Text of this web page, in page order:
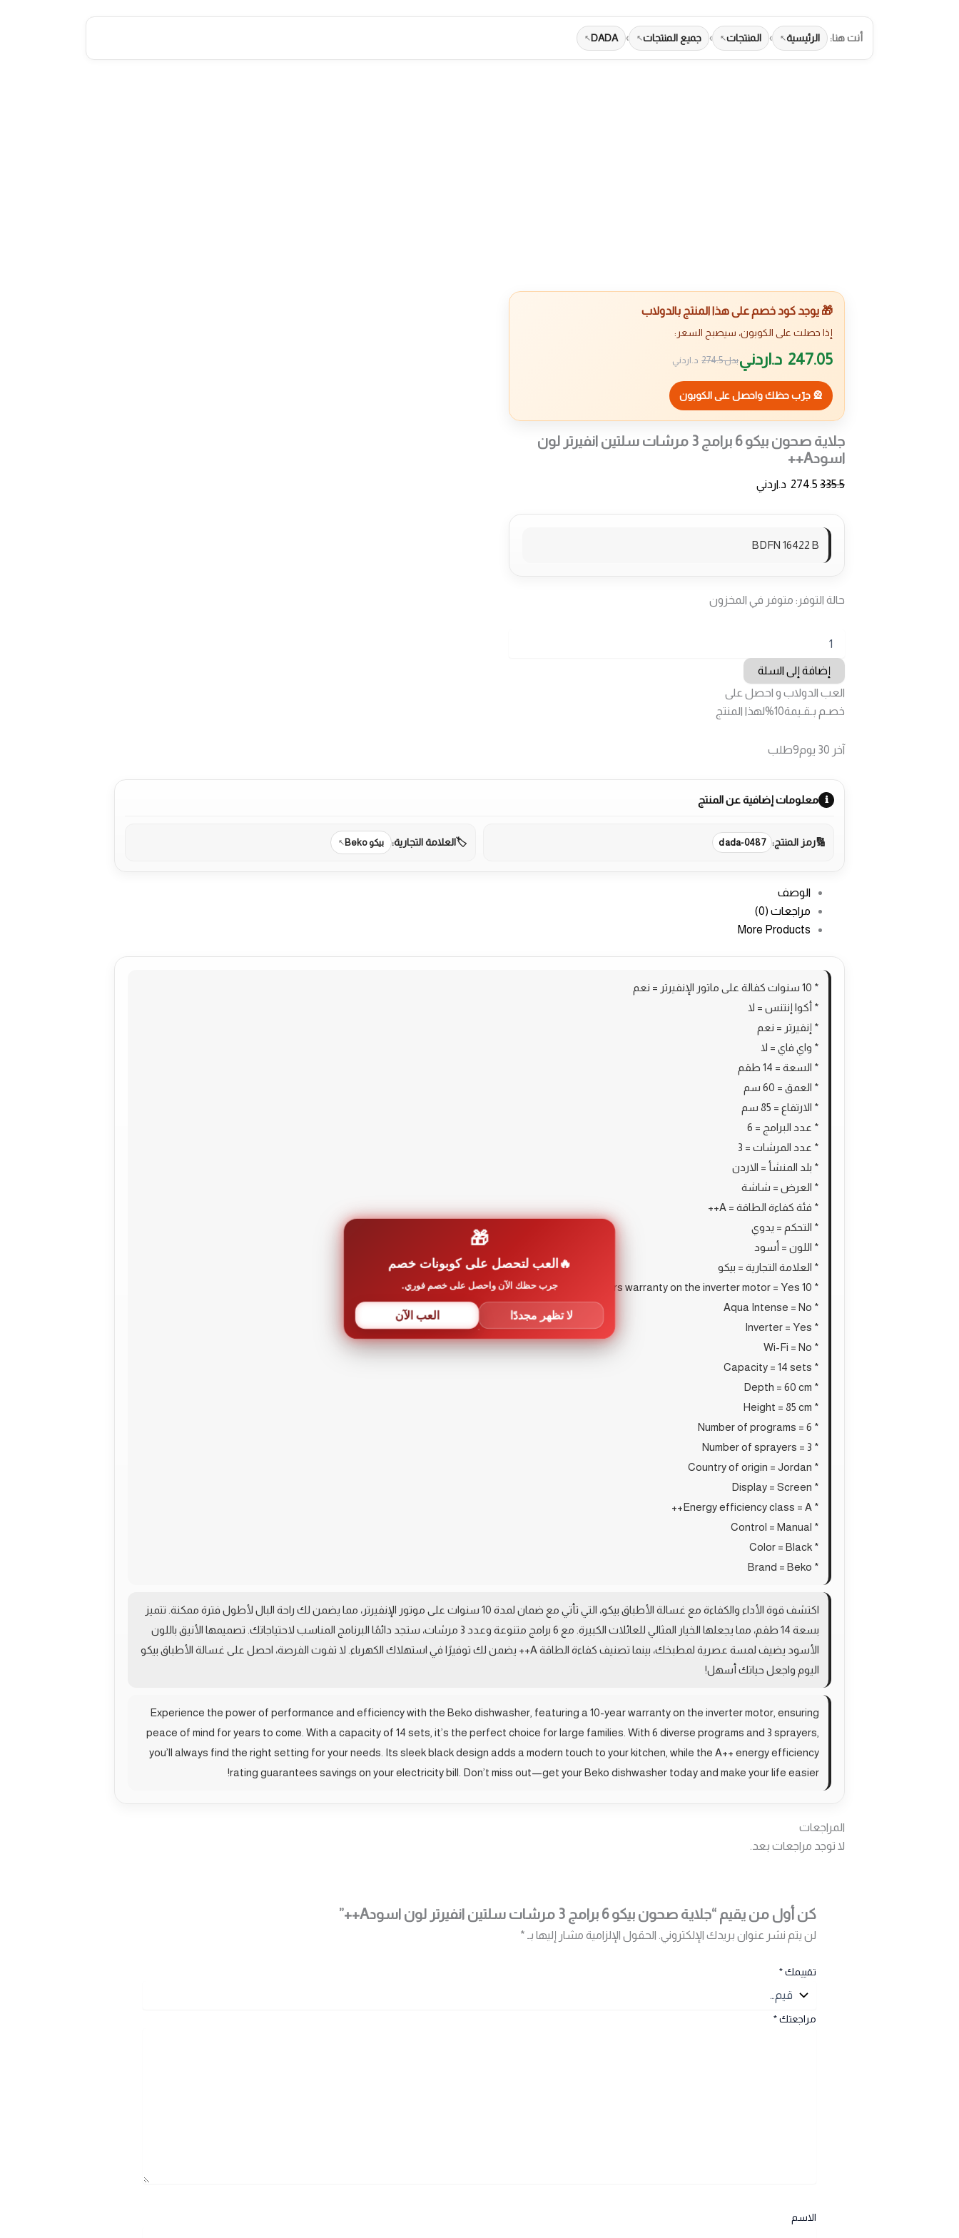
أنت هنا: الرئيسية › المنتجات › جميع المنتجات ›
DADA
🎁 يوجد كود خصم على هذا المنتج بالدولاب
إذا حصلت على الكوبون، سيصبح السعر:
247.05 د.اردنيبدل274.5 د.اردني
🎡 جرّب حظك واحصل على الكوبون
جلاية صحون بيكو 6 برامج 3 مرشات سلتين انفيرتر لون
اسودA++
335.5
274.5 د.اردني
BDFN 16422 B
حالة التوفر: متوفر في المخزون
جلاية
صحون
بيكو
6
برامج
سلتين
لون
اسودA++
إضافة إلى السلة
العب الدولاب و احصل على
خصـم بـقـيمة10% لهذا المنتج
آخر 30 يوم 9طلب
معلومات إضافية عن المنتج
رمز المنتج: dada-0487 العلامة التجارية: بيكو Beko
الوصف
مراجعات (0)
More Products
* 10 سنوات كفالة على ماتور الإنفيرتر = نعم
* أكوا إنتنس = لا
* إنفيرتر = نعم
* واي فاي = لا
* السعة = 14 طقم
* العمق = 60 سم
* الارتفاع = 85 سم
* عدد البرامج = 6
* عدد المرشات = 3
* بلد المنشأ = الاردن
* العرض = شاشة
* فئة كفاءة الطاقة = A++
* التحكم = يدوي
* اللون = أسود
* العلامة التجارية = بيكو
* 10 years warranty on the inverter motor = Yes
* Aqua Intense = No
* Inverter = Yes
* Wi-Fi = No
* Capacity = 14 sets
* Depth = 60 cm
* Height = 85 cm
* Number of programs = 6
* Number of sprayers = 3
* Country of origin = Jordan
* Display = Screen
* Energy efficiency class = A++
* Control = Manual
* Color = Black
* Brand = Beko
اكتشف قوة الأداء والكفاءة مع غسالة الأطباق بيكو، التي تأتي مع ضمان لمدة 10 سنوات على موتور الإنفيرتر، مما يضمن لك راحة البال لأطول فترة ممكنة. تتميز
بسعة 14 طقم، مما يجعلها الخيار المثالي للعائلات الكبيرة. مع 6 برامج متنوعة وعدد 3 مرشات، ستجد دائمًا البرنامج المناسب لاحتياجاتك. تصميمها الأنيق باللون
الأسود يضيف لمسة عصرية لمطبخك، بينما تصنيف كفاءة الطاقة A++ يضمن لك توفيرًا في استهلاك الكهرباء. لا تفوت الفرصة، احصل على غسالة الأطباق بيكو
اليوم واجعل حياتك أسهل!
Experience the power of performance and efficiency with the Beko dishwasher, featuring a 10-year warranty on the inverter motor, ensuring
peace of mind for years to come. With a capacity of 14 sets, it’s the perfect choice for large families. With 6 diverse programs and 3 sprayers,
you’ll always find the right setting for your needs. Its sleek black design adds a modern touch to your kitchen, while the A++ energy efficiency
rating guarantees savings on your electricity bill. Don’t miss out—get your Beko dishwasher today and make your life easier!
المراجعات
لا توجد مراجعات بعد.
كن أول من يقيم “جلاية صحون بيكو 6 برامج 3 مرشات سلتين انفيرتر لون اسودA++”
لن يتم نشر عنوان بريدك الإلكتروني. الحقول الإلزامية مشار إليها بـ *
تقييمك*
مراجعتك*
الاسم
🎁
العب لتحصل على كوبونات خصم
جرب حظك الآن واحصل على خصم فوري.
لا تظهر مجددًا العب الآن